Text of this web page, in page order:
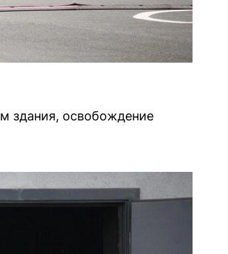
здания, освобождение